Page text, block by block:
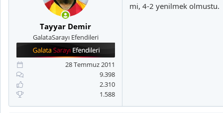
r
Tayyar Demir
GalataSarayı Efendileri
28 Temmuz 2011
9.398
2.310
1.588
mi, 4-2 yenilmek olmustu.